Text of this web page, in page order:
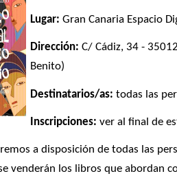
Lugar: Gran Canaria Espacio
Dirección: C/ Cádiz, 34 -
Benito)
Destinatarios/as: todas las
Inscripciones: ver al final de
a disposición de todas las
venderán los libros que abordan